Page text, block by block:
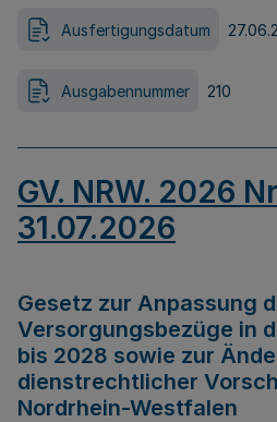
Ausfertigungsdatum
Ausgabennummer 210
GV. NRW. 2026
31.07.2026
Gesetz zur Anpassung
Versorgungsbezüge in
bis 2028 sowie zur
dienstrechtlicher
Nordrhein-Westfalen